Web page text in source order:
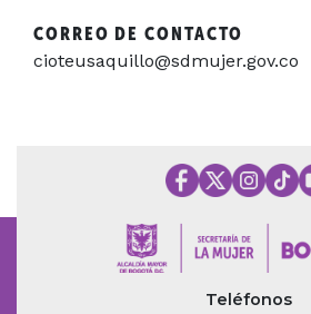
CORREO DE CONTACTO
cioteusaquillo@sdmujer.gov.co
Teléfonos